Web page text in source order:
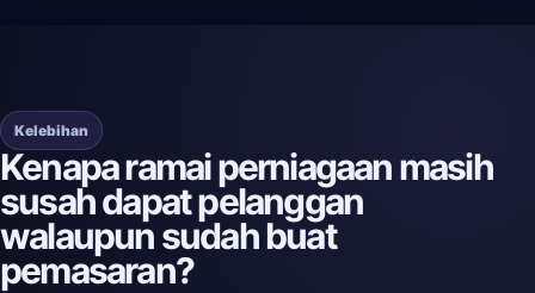
Kelebihan
Kenapa ramai perniagaan masih
susah dapat pelanggan
walaupun sudah buat
pemasaran?